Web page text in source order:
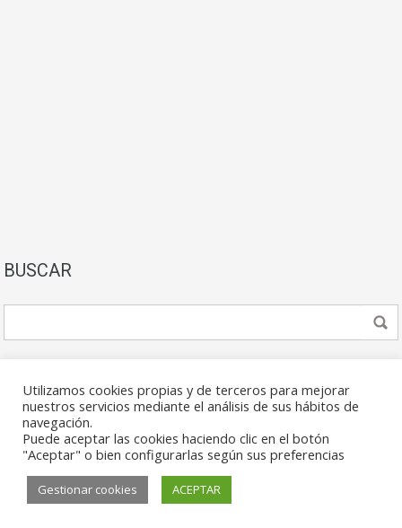
BUSCAR
© 2026. Todos los derechos reservados.
Utilizamos cookies propias y de terceros para mejorar
nuestros servicios mediante el análisis de sus hábitos de
navegación.
Puede aceptar las cookies haciendo clic en el botón
"Aceptar" o bien configurarlas según sus preferencias
Gestionar cookies ACEPTAR